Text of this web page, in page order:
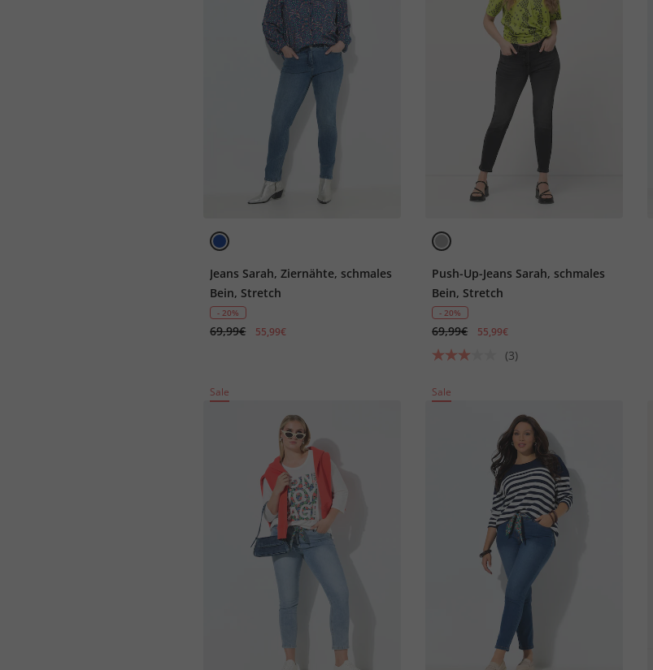
Jeans Sarah, Ziernähte, schmales
Bein, Stretch
- 20%
69,99€ 55,99€
Push-Up-Jeans Sarah, schmales
Bein, Stretch
- 20%
69,99€ 55,99€
(3)
Sale Sale